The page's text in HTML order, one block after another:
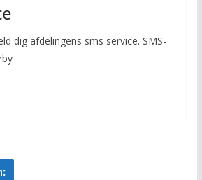
dig afdelingens sms service. SMS-